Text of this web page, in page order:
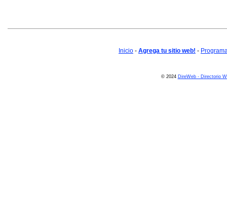
Inicio - Agrega tu sitio web! -
© 2024 DireWeb - Directorio